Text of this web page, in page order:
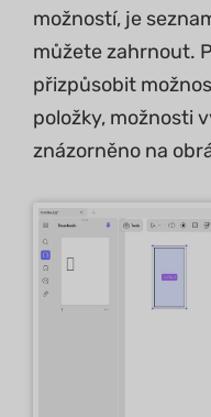
možností, je
můžete zahrnout.
přizpůsobit
položky, možnosti
znázorněno na